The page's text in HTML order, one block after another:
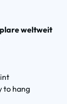
weltweit
to hang